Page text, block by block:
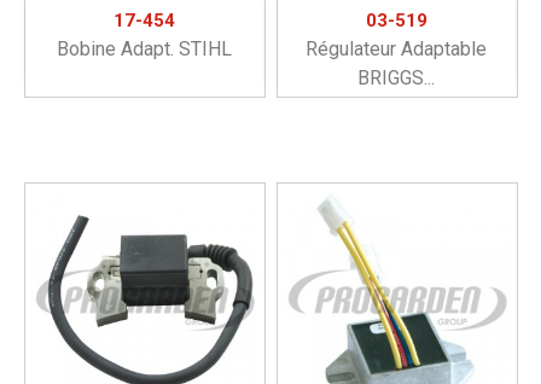
17-454
Bobine Adapt. STIHL
03-519
Régulateur Adaptable
BRIGGS...